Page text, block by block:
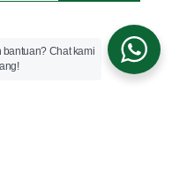
bantuan? Chat kami